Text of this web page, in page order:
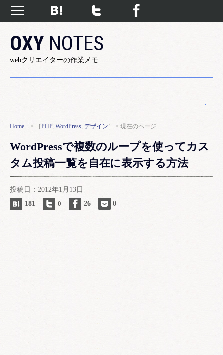
OXY NOTES
webクリエイターの作業メモ
Home > ［PHP, WordPress, デザイン ］ > 現在のページ
WordPressで複数のループを使ってカス
タム投稿一覧を自在に表示する方法
投稿日：2012年1月13日
181
0 26 0